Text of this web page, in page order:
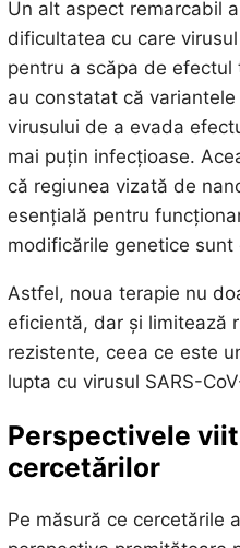
Un alt aspect remarcabil
dificultatea cu care
pentru a scăpa de
au constatat că
virusului de a evada
mai puțin infecțioase.
că regiunea vizată de
esențială pentru
modificările genetice
Astfel, noua terapie nu
eficientă, dar și limitează
rezistente, ceea ce este
lupta cu virusul SARS-
Perspectivele
cercetărilor
Pe măsură ce cercetările